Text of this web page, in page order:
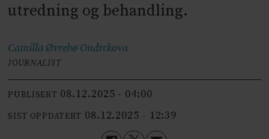
utredning og behandling.
Camilla Øvrebø Ondrckova
JOURNALIST
PUBLISERT 08.12.2025 - 04:00
SIST OPPDATERT 08.12.2025 - 12:39